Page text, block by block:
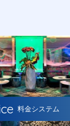
料金システム